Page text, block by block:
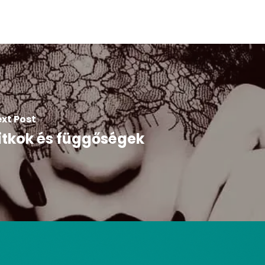
Post
és függőségek